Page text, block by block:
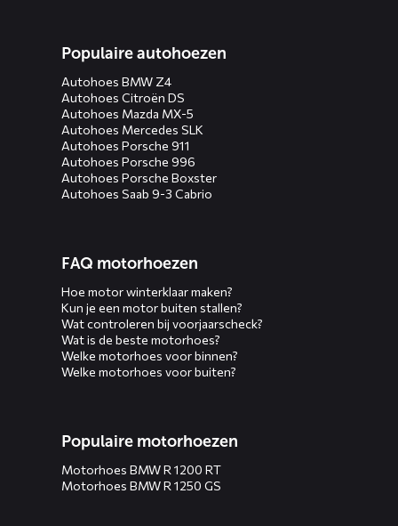
Populaire autohoezen
Autohoes BMW Z4
Autohoes Citroën DS
Autohoes Mazda MX-5
Autohoes Mercedes SLK
Autohoes Porsche 911
Autohoes Porsche 996
Autohoes Porsche Boxster
Autohoes Saab 9-3 Cabrio
FAQ motorhoezen
Hoe motor winterklaar maken?
Kun je een motor buiten stallen?
Wat controleren bij voorjaarscheck?
Wat is de beste motorhoes?
Welke motorhoes voor binnen?
Welke motorhoes voor buiten?
Populaire motorhoezen
Motorhoes BMW R 1200 RT
Motorhoes BMW R 1250 GS